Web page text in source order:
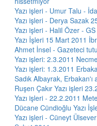
Yazı işleri - Umur Talu -
Yazı işleri - Derya Sazak
Yazı işleri - Halil Özer -
Yazı İşleri 15 Mart 2011
Ahmet İnsel - Gazeteci
Yazı işleri: 2.3.2011
Yazı işleri: 1.3.2011
Sadık Albayrak, Erbakan'ı
Ruşen Çakır Yazı işleri
Yazı işleri - 22.2.2011
Dücane Cündioğlu Yazı
Yazı işleri - Cüneyt